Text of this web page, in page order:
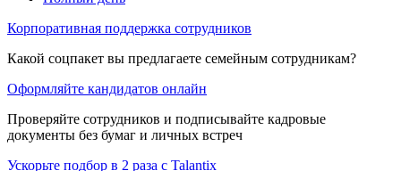
Корпоративная поддержка сотрудников
Какой соцпакет вы предлагаете семейным сотрудникам?
Оформляйте кандидатов онлайн
Проверяйте сотрудников и подписывайте кадровые
документы без бумаг и личных встреч
Ускорьте подбор в 2 раза с Talantix